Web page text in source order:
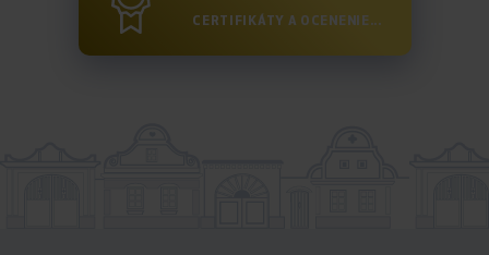
CERTIFIKÁTY A OCENENIE...